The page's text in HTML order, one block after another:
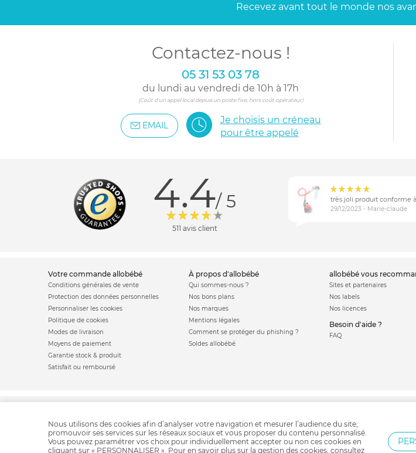
Recevez avant tout le monde nos
Contactez-nous !
05 31 53 03 78
du lundi au vendredi de 10h à 17h
(Coût d'un appel local depuis un poste fixe, hors coût opérateur)
EMAIL
Je choisis un créneau
pour être appelé
4.4/ 5
511 avis client
très joli produit conforme
29/12/2023 - Marie-claude
votre commande allobébé
Conditions générales de vente
Protection des données personnelles
Personnaliser les cookies
Politique de cookies
Modes de livraison
Moyens de paiement
Garantie stock & produit
Satisfait ou remboursé
à propos d'allobébé
Qui sommes-nous ?
Nos bons plans
Nos marques
Mentions légales
Comment se protéger du phishing ?
Soldes allobébé
allobébé vous
Sites et partenaires
Nos labels
Nos licences
Besoin d'aide ?
FAQ
Nous utilisons des cookies afin d’analyser votre navigation et mesurer l’audience du site,
promouvoir ses services sur les réseaux sociaux et vous proposer du contenu personnalisé.
Vous pouvez paramétrer vos choix pour individuellement accepter ou non ces cookies en
cliquant sur « PERSONNALISER ». Pour en savoir plus sur la gestion des cookies, consultez